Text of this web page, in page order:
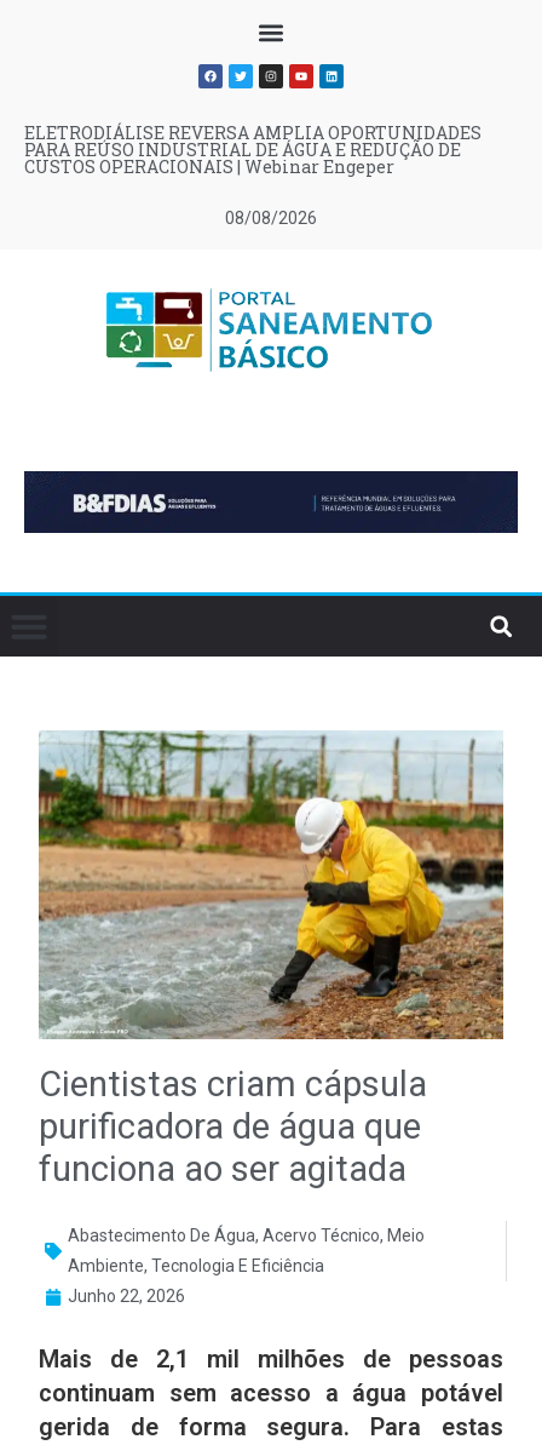
08/08/2026
ELETRODIÁLISE REVERSA AMPLIA OPORTUNIDADES
PARA REÚSO INDUSTRIAL DE ÁGUA E REDUÇÃO DE
CUSTOS OPERACIONAIS | Webinar Engeper
Cientistas criam cápsula
purificadora de água que
funciona ao ser agitada
Abastecimento De Água,Acervo Técnico, Meio
Ambiente,Tecnologia E Eficiência
Junho 22, 2026
Mais de 2,1 mil milhões de pessoas
continuam sem acesso a água potável
gerida de forma segura. Para estas